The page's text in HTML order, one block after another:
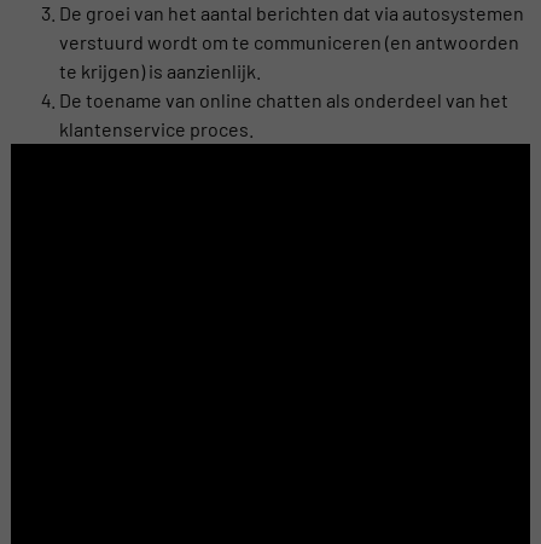
De groei van het aantal berichten dat via autosystemen
verstuurd wordt om te communiceren (en antwoorden
te krijgen) is aanzienlijk.
De toename van online chatten als onderdeel van het
klantenservice proces.